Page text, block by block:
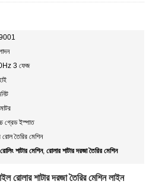
3 ফেজ
গ্রেড ইস্পাত
তৈরির মেশিন
শাটার মেশিন, রোলার শাটার দরজা তৈরির মেশিন
রোলার শাটার দরজা তৈরির মেশিন লাইন